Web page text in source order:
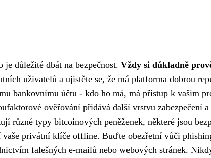
důležité dbát na bezpečnost. Vždy si důkladně
uživatelů a ujistěte se, že má platforma dobrou
bankovnímu účtu - kdo ho má, má přístup k vašim
ověřování přidává další vrstvu zabezpečení
různé typy bitcoinových peněženek, některé jsou
privátní klíče offline. Buďte obezřetní vůči
falešných e-mailů nebo webových stránek.